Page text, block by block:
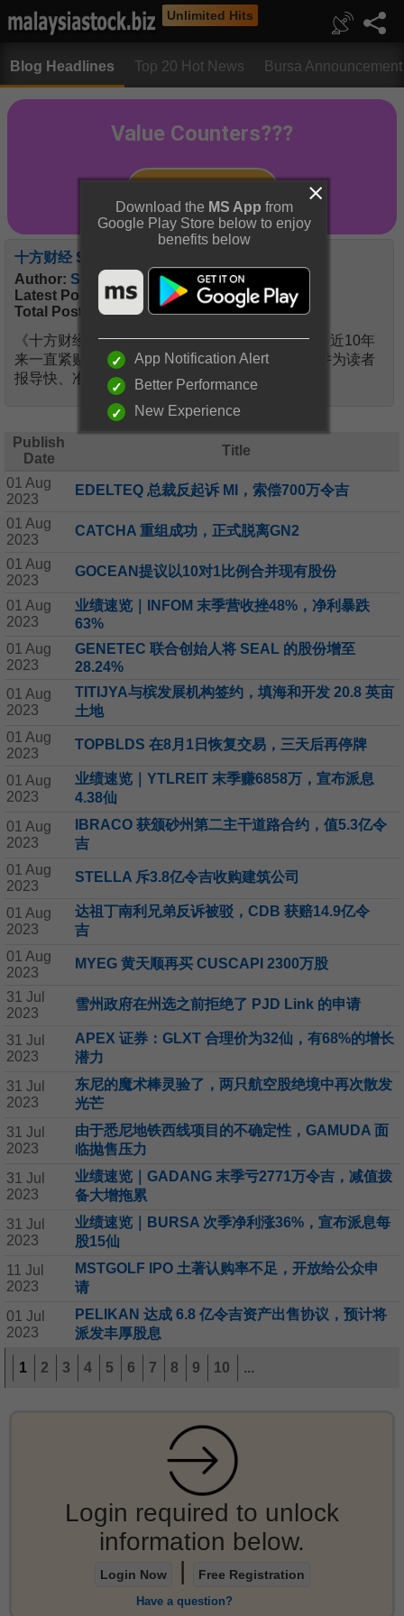
Unlimited Hits
Blog Headlines Top 20 Hot News Bursa Announcement
十方财经 Sharesinfo4u.com
Author: Sharesinfo4u
Latest Post:
01 Aug 2023, 11:05 AM
Total Post:
865
《十方财经》（前称“股票消息”）于2013年创立，近10年
来一直紧贴环球经济脉搏，全面分析大马股市，并为读者
报导快、准、精辟的财经资讯。
Publish
Date
Title
01 Aug
2023
EDELTEQ 总裁反起诉 MI，索偿700万令吉
01 Aug
2023
CATCHA 重组成功，正式脱离GN2
01 Aug
2023
GOCEAN提议以10对1比例合并现有股份
01 Aug
2023
业绩速览｜INFOM 末季营收挫48%，净利暴跌
63%
01 Aug
2023
GENETEC 联合创始人将 SEAL 的股份增至
28.24%
01 Aug
2023
TITIJYA与槟发展机构签约，填海和开发 20.8 英亩
土地
01 Aug
2023
TOPBLDS 在8月1日恢复交易，三天后再停牌
01 Aug
2023
业绩速览｜YTLREIT 末季赚6858万，宣布派息
4.38仙
01 Aug
2023
IBRACO 获颁砂州第二主干道路合约，值5.3亿令
吉
01 Aug
2023
STELLA 斥3.8亿令吉收购建筑公司
01 Aug
2023
达祖丁南利兄弟反诉被驳，CDB 获赔14.9亿令
吉
01 Aug
2023
MYEG 黄天顺再买 CUSCAPI 2300万股
31 Jul
2023
雪州政府在州选之前拒绝了 PJD Link 的申请
31 Jul
2023
APEX 证券：GLXT 合理价为32仙，有68%的增长
潜力
31 Jul
2023
东尼的魔术棒灵验了，两只航空股绝境中再次散发
光芒
31 Jul
2023
由于悉尼地铁西线项目的不确定性，GAMUDA 面
临抛售压力
31 Jul
2023
业绩速览｜GADANG 末季亏2771万令吉，减值拨
备大增拖累
31 Jul
2023
业绩速览｜BURSA 次季净利涨36%，宣布派息每
股15仙
11 Jul
2023
MSTGOLF IPO 土著认购率不足，开放给公众申
请
01 Jul
2023
PELIKAN 达成 6.8 亿令吉资产出售协议，预计将
派发丰厚股息
1 2 3 4 5 6 7 8 9 10 ...
Login required to unlock
information below.
Login Now | Free Registration
Have a question?
Download the MS App from
Google Play Store below to enjoy
benefits below
App Notification Alert
Better Performance
New Experience